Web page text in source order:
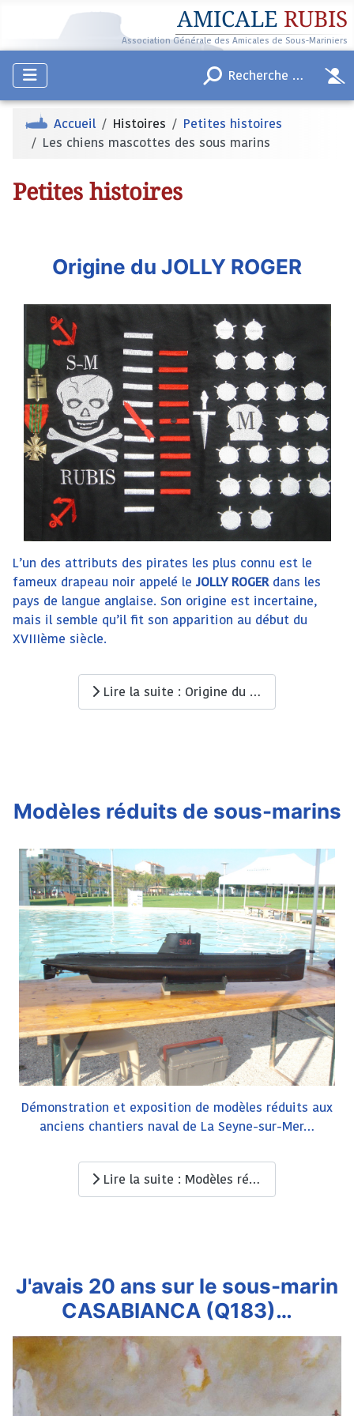
AMICALE RUBIS
Association Générale des Amicales de Sous-Mariniers
Accueil Histoires
Petites histoires
Les chiens mascottes des sous marins
Petites histoires
Origine du JOLLY ROGER
L’un des attributs des pirates les plus connu est le
fameux drapeau noir appelé leJOLLY ROGERdans les
pays de langue anglaise. Son origine est incertaine,
mais il semble qu’il fit son apparition au début du
XVIIIème siècle.
Lire la suite : Origine du JOLLY ROGER
Modèles réduits de sous-marins
Démonstration et exposition de modèles réduits aux
anciens chantiers naval de La Seyne-sur-Mer…
Lire la suite : Modèles réduits de sous-marins
J'avais 20 ans sur le sous-marin
CASABIANCA (Q183)…